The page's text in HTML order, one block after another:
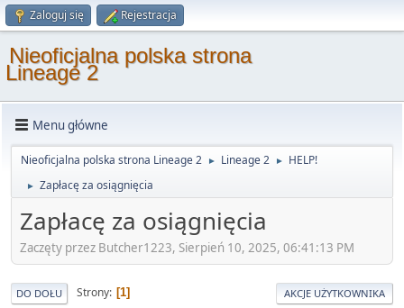
Zaloguj się Rejestracja
Nieoficjalna polska strona
Lineage 2
Menu główne
Nieoficjalna polska strona Lineage 2 ► Lineage 2 ► HELP!
► Zapłacę za osiągnięcia
Zapłacę za osiągnięcia
Zaczęty przez Butcher1223, Sierpień 10, 2025, 06:41:13 PM
DO DOŁU Strony 1 AKCJE UŻYTKOWNIKA